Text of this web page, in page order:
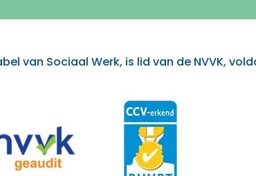
van Sociaal Werk, is lid van de NVVK,